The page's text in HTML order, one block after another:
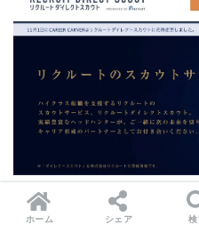
リクルートダイレクトス
ホーム シェア